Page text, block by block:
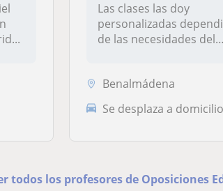
Las clases las doy
personalizadas
de las necesidades del
Benalmádena
Se desplaza a domicilio
todos los profesores de Oposiciones